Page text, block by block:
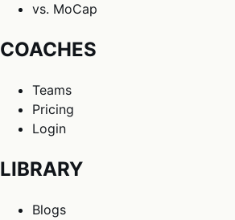
vs. MoCap
COACHES
Teams
Pricing
Login
LIBRARY
Blogs